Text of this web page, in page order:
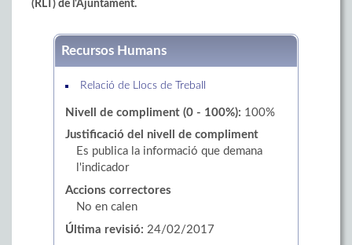
(RLT) de l'Ajuntament.
Recursos Humans
Relació de Llocs de Treball
Nivell de compliment (0 - 100%): 100%
Justificació del nivell de compliment
Es publica la informació que demana
l'indicador
Accions correctores
No en calen
Última revisió: 24/02/2017